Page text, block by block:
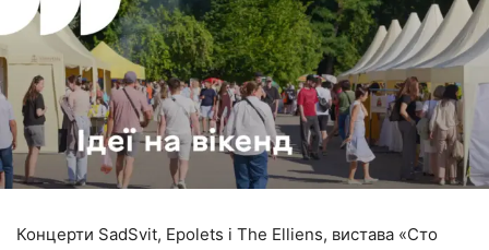
Концерти SadSvit, Epolets і The Elliens, вистава «Сто